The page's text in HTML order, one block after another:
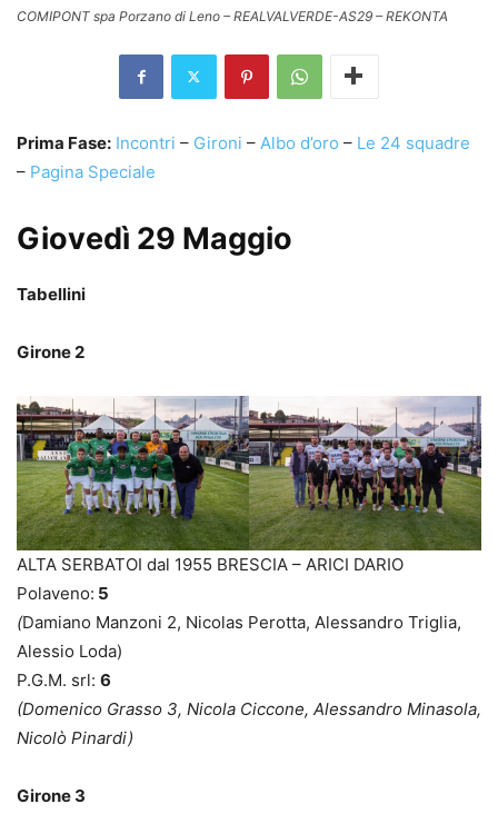
COMIPONT spa Porzano di Leno – REALVALVERDE-AS29 – REKONTA
Prima Fase: Incontri – Gironi – Albo d’oro – Le 24 squadre
– Pagina Speciale
Giovedì 29 Maggio
Tabellini
Girone 2
ALTA SERBATOI dal 1955 BRESCIA – ARICI DARIO
Polaveno: 5
(Damiano Manzoni 2, Nicolas Perotta, Alessandro Triglia,
Alessio Loda)
P.G.M. srl: 6
(Domenico Grasso 3, Nicola Ciccone, Alessandro Minasola,
Nicolò Pinardi)
Girone 3